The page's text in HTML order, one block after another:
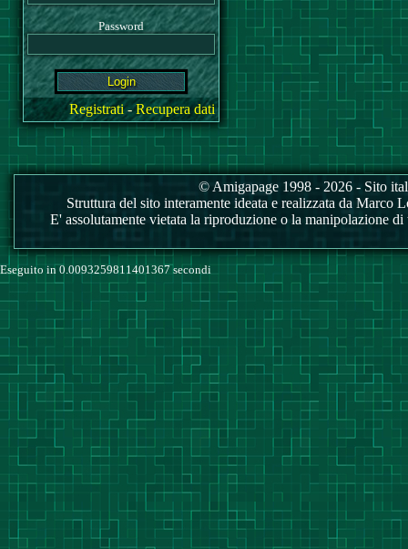
Password
Registrati-Recupera dati
© Amigapage 1998 - 2026 - Sito
Struttura del sito interamente ideata e realizzata da
E' assolutamente vietata la riproduzione o la manipolazione
Eseguito in 0.0093259811401367 secondi